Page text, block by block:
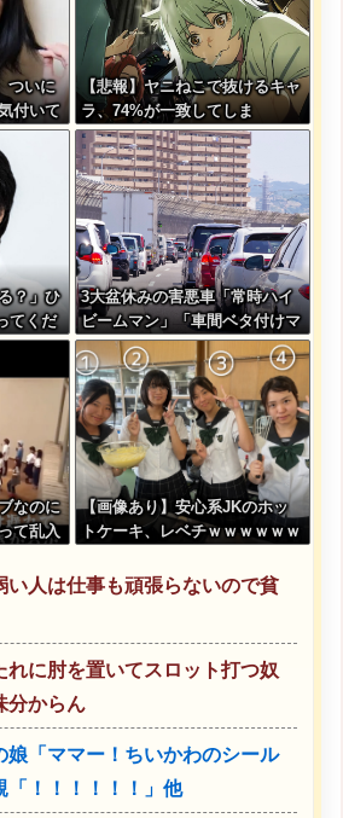
ついに
付いて
【悲報】ヤニねこで抜けるキャ
ラ、74%が一致してしま
う・・・
？」ひ
てくだ
3大盆休みの害悪車「常時ハイ
ビームマン」「車間ベタ付けマ
ン」「法定速度絶対遵守マン」
なのに
て乱入
【画像あり】安心系JKのホッ
トケーキ、レベチｗｗｗｗｗｗ
ｗｗｗｗ
い人は仕事も頑張らないので貧
れに肘を置いてスロット打つ奴
分からん
娘「ママー！ちいかわのシール
「！！！！！！」他